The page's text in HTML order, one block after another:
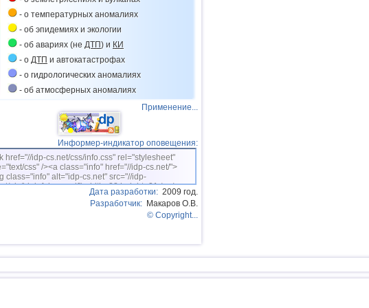
- о температурных аномалиях
- об эпидемиях и экологии
- об авариях (не ДТП) и КИ
- о ДТП и автокатастрофах
- о гидрологических аномалиях
- об атмосферных аномалиях
Применение...
Информер-индикатор оповещения:
href="//idp-cs.net/css/info.css" rel="stylesheet"
css" /><a class="info" href="//idp-cs.net/">
class="info" alt="idp-cs.net" src="//idp-
pix/idpinfok_sm.gif" width=88 height=31 /></a>
Дата разработки: 2009 год.
Разработчик: Макаров О.В.
© Copyright...